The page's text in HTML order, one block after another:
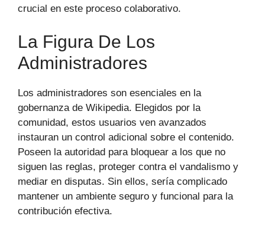
crucial en este proceso colaborativo.
La Figura De Los
Administradores
Los administradores son esenciales en la
gobernanza de Wikipedia. Elegidos por la
comunidad, estos usuarios ven avanzados
instauran un control adicional sobre el contenido.
Poseen la autoridad para bloquear a los que no
siguen las reglas, proteger contra el vandalismo y
mediar en disputas. Sin ellos, sería complicado
mantener un ambiente seguro y funcional para la
contribución efectiva.